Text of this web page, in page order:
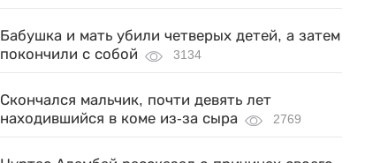
Бабушка и мать убили четверых детей, а затем
покончили с собой
3134
Скончался мальчик, почти девять лет
находившийся в коме из-за сыра
2769